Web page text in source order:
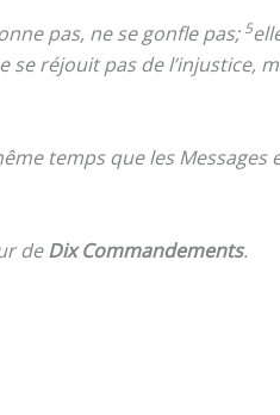
pas, ne se gonfle pas; 5
se réjouit pas de l’injustice,
temps que les Messages
deDix Commandements.